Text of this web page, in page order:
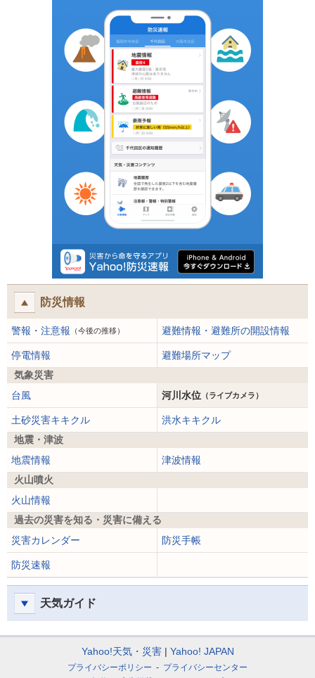
防災情報
警報・注意報 （今後の推移） 避難情報・避難所の開設情報
停電情報
避難場所マップ
気象災害
台風
河川水位 （ライブカメラ）
土砂災害キキクル
洪水キキクル
地震・津波
地震情報
津波情報
火山噴火
火山情報
過去の災害を知る・災害に備える
災害カレンダー
防災手帳
防災速報
天気ガイド
Yahoo!天気・災害 Yahoo! JAPAN
プライバシーポリシー
プライバシーセンター